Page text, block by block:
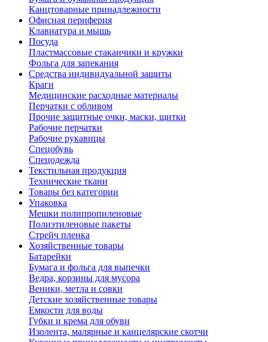
Канцтоварные принадлежности
Офисная периферия
Клавиатура и мышь
Посуда
Пластмассовые стаканчики и кружки
Фольга для запекания
Средства индивидуальной защиты
Краги
Медицинские расходные материалы
Перчатки с обливом
Прочие защитные очки, маски, щитки
Рабочие перчатки
Рабочие рукавицы
Спецобувь
Спецодежда
Текстильная продукция
Технические ткани
Товары без категории
Упаковка
Мешки полипропиленовые
Полиэтиленовые пакеты
Стрейч пленка
Хозяйственные товары
Батарейки
Бумага и фольга для выпечки
Ведра, корзины для мусора
Веники, метла и совки
Детские хозяйственные товары
Емкости для воды
Губки и крема для обуви
Изолента, малярные и канцелярские скотчи